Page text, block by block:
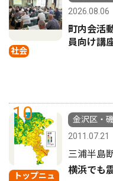
社会
2026.08.06
町内会活
員向け講
10
トップニュ
金沢区・
2011.07.21
三浦半島
横浜でも